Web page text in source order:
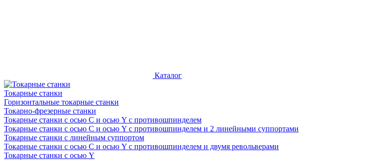
Каталог
Токарные станки
Горизонтальные токарные станки
Токарно-фрезерные станки
Токарные станки c осью C и осью Y с противошпинделем
Токарные станки c осью C и осью Y с противошпинделем и 2 линейными суппортами
Токарные станки с линейным суппортом
Токарные станки с осью C и осью Y с противошпинделем и двумя револьверами
Токарные станки с осью Y